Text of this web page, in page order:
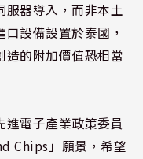
服器導入，而非本土
設備設置於泰國，
造的附加價值恐相當
電子產業政策委員
Chips」願景，希望